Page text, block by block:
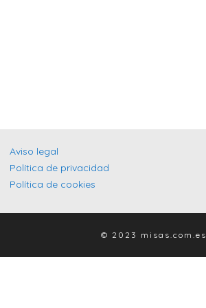
Aviso legal
Política de privacidad
Política de cookies
© 2023 misas.com.es